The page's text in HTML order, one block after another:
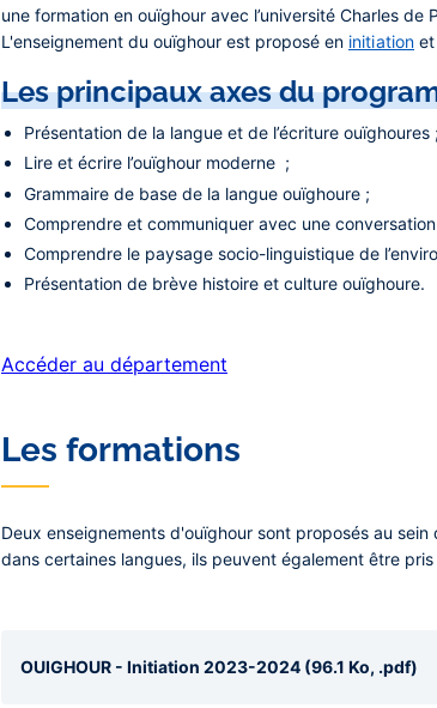
une formation en ouïghour avec l’université Charles de
L'enseignement du ouïghour est proposé en initiation
Les principaux axes du
Présentation de la langue et de l’écriture ouïghoures ;
Lire et écrire l’ouïghour moderne ;
Grammaire de base de la langue ouïghoure ;
Comprendre et communiquer avec une
Comprendre le paysage socio-linguistique de
Présentation de brève histoire et culture ouïghoure.
Accéder au département
Les formations
Deux enseignements d'ouïghour sont proposés au
dans certaines langues, ils peuvent également être
OUIGHOUR - Initiation 2023-2024 (96.1 Ko, .pdf)